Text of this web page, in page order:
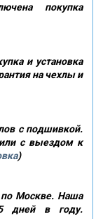
покупка
и установка
на чехлы и
с подшивкой.
с выездом к
)
по Москве. Наша
дней в году.